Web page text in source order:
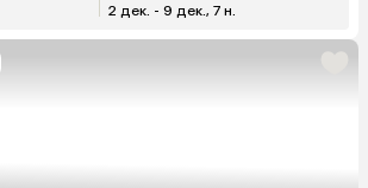
2 дек. - 9 дек., 7 н.